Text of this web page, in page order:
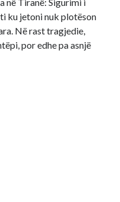
ku jetoni nuk plotëson
Në rast tragjedie,
por edhe pa asnjë